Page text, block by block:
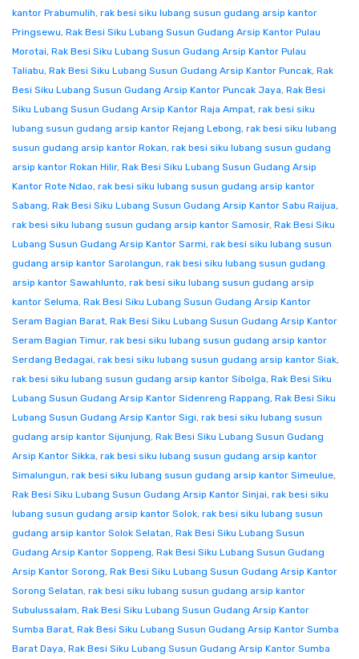
kantor Prabumulih, rak besi siku lubang susun gudang arsip kantor
Pringsewu, Rak Besi Siku Lubang Susun Gudang Arsip Kantor Pulau
Morotai, Rak Besi Siku Lubang Susun Gudang Arsip Kantor Pulau
Taliabu, Rak Besi Siku Lubang Susun Gudang Arsip Kantor Puncak, Rak
Besi Siku Lubang Susun Gudang Arsip Kantor Puncak Jaya, Rak Besi
Siku Lubang Susun Gudang Arsip Kantor Raja Ampat, rak besi siku
lubang susun gudang arsip kantor Rejang Lebong, rak besi siku lubang
susun gudang arsip kantor Rokan, rak besi siku lubang susun gudang
arsip kantor Rokan Hilir, Rak Besi Siku Lubang Susun Gudang Arsip
Kantor Rote Ndao, rak besi siku lubang susun gudang arsip kantor
Sabang, Rak Besi Siku Lubang Susun Gudang Arsip Kantor Sabu Raijua,
rak besi siku lubang susun gudang arsip kantor Samosir, Rak Besi Siku
Lubang Susun Gudang Arsip Kantor Sarmi, rak besi siku lubang susun
gudang arsip kantor Sarolangun, rak besi siku lubang susun gudang
arsip kantor Sawahlunto, rak besi siku lubang susun gudang arsip
kantor Seluma, Rak Besi Siku Lubang Susun Gudang Arsip Kantor
Seram Bagian Barat, Rak Besi Siku Lubang Susun Gudang Arsip Kantor
Seram Bagian Timur, rak besi siku lubang susun gudang arsip kantor
Serdang Bedagai, rak besi siku lubang susun gudang arsip kantor Siak,
rak besi siku lubang susun gudang arsip kantor Sibolga, Rak Besi Siku
Lubang Susun Gudang Arsip Kantor Sidenreng Rappang, Rak Besi Siku
Lubang Susun Gudang Arsip Kantor Sigi, rak besi siku lubang susun
gudang arsip kantor Sijunjung, Rak Besi Siku Lubang Susun Gudang
Arsip Kantor Sikka, rak besi siku lubang susun gudang arsip kantor
Simalungun, rak besi siku lubang susun gudang arsip kantor Simeulue,
Rak Besi Siku Lubang Susun Gudang Arsip Kantor Sinjai, rak besi siku
lubang susun gudang arsip kantor Solok, rak besi siku lubang susun
gudang arsip kantor Solok Selatan, Rak Besi Siku Lubang Susun
Gudang Arsip Kantor Soppeng, Rak Besi Siku Lubang Susun Gudang
Arsip Kantor Sorong, Rak Besi Siku Lubang Susun Gudang Arsip Kantor
Sorong Selatan, rak besi siku lubang susun gudang arsip kantor
Subulussalam, Rak Besi Siku Lubang Susun Gudang Arsip Kantor
Sumba Barat, Rak Besi Siku Lubang Susun Gudang Arsip Kantor Sumba
Barat Daya, Rak Besi Siku Lubang Susun Gudang Arsip Kantor Sumba